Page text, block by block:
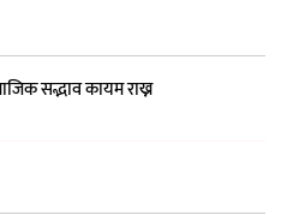
सद्भाव कायम राख्न